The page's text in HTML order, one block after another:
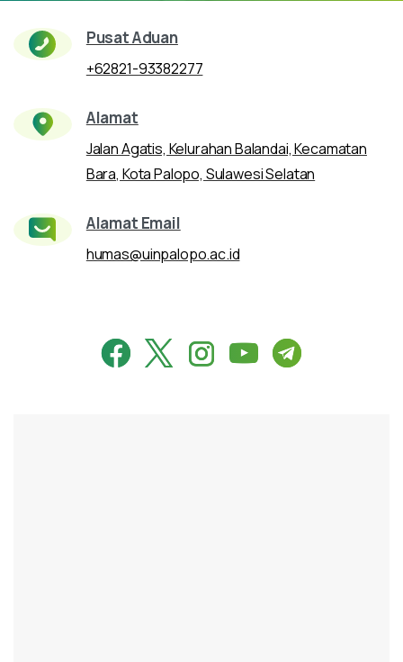
Pusat Aduan
+62821-93382277
Alamat
Jalan Agatis, Kelurahan Balandai, Kecamatan
Bara, Kota Palopo, Sulawesi Selatan
Alamat Email
humas@uinpalopo.ac.id